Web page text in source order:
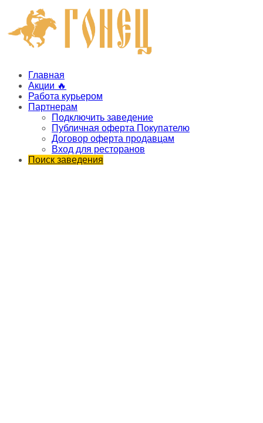
Главная
Акции 🔥
Работа курьером
Партнерам
Подключить заведение
Публичная оферта Покупателю
Договор оферта продавцам
Вход для ресторанов
Поиск заведения